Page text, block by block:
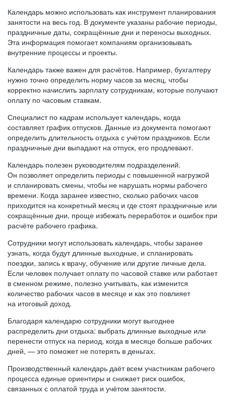
Календарь можно использовать как инструмент планирования
занятости на весь год. В документе указаны рабочие периоды,
праздничные даты, сокращённые дни и переносы выходных.
Эта информация помогает компаниям организовывать
внутренние процессы и проекты.
Календарь также важен для расчётов. Например, бухгалтеру
нужно точно определить норму часов за месяц, чтобы
корректно начислить зарплату сотрудникам, которые получают
оплату по часовым ставкам.
Специалист по кадрам использует календарь, когда
составляет график отпусков. Данные из документа помогают
определить длительность отдыха с учётом праздников. Если
праздничные дни выпадают на отпуск, его продлевают.
Календарь полезен руководителям подразделений.
Он позволяет определить периоды с повышенной нагрузкой
и спланировать смены, чтобы не нарушать нормы рабочего
времени. Когда заранее известно, сколько рабочих часов
приходится на конкретный месяц и где стоят праздничные или
сокращённые дни, проще избежать переработок и ошибок при
расчёте рабочего графика.
Сотрудники могут использовать календарь, чтобы заранее
узнать, когда будут длинные выходные, и спланировать
поездки, запись к врачу, обучение или другие личные дела.
Если человек получает оплату по часовой ставке или работает
в сменном режиме, полезно учитывать, как изменится
количество рабочих часов в месяце и как это повлияет
на итоговый доход.
Благодаря календарю сотрудники могут выгоднее
распределить дни отдыха: выбрать длинные выходные или
перенести отпуск на период, когда в месяце больше рабочих
дней, — это поможет не потерять в деньгах.
Производственный календарь даёт всем участникам рабочего
процесса единые ориентиры и снижает риск ошибок,
связанных с оплатой труда и учётом занятости.